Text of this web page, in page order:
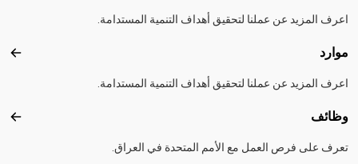
اعرف المزيد عن عملنا لتحقيق أهداف التنمية المستدامة.
موارد
اعرف المزيد عن عملنا لتحقيق أهداف التنمية المستدامة.
وظائف
تعرف على فرص العمل مع الأمم المتحدة في العراق.